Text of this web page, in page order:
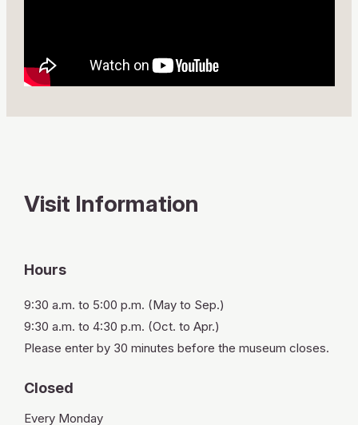
Visit Information
Hours
9:30 a.m. to 5:00 p.m. (May to Sep.)
9:30 a.m. to 4:30 p.m. (Oct. to Apr.)
Please enter by 30 minutes before the museum closes.
Closed
Every Monday